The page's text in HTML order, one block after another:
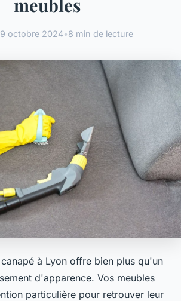
meubles
octobre 2024•8 min de lecture
à Lyon offre bien plus qu'un
d'apparence. Vos meubles
particulière pour retrouver leur